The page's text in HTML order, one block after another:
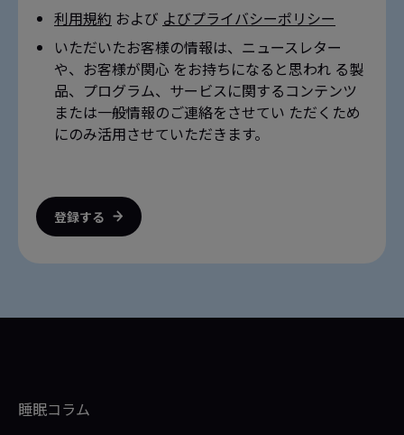
利用規約 および よびプライバシーポリシー
いただいたお客様の情報は、ニュースレター
や、お客様が関心 をお持ちになると思われ る製
品、プログラム、サービスに関するコンテンツ
または一般情報のご連絡をさせてい ただくため
にのみ活用させていただきます。
登録する
睡眠コラム